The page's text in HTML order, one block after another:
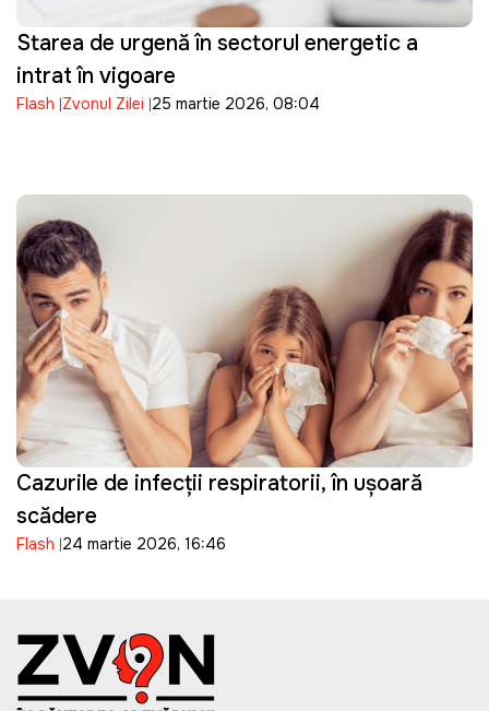
Starea de urgență în sectorul energetic a
intrat în vigoare
Flash Zvonul Zilei 25 martie 2026, 08:04
Cazurile de infecții respiratorii, în ușoară
scădere
Flash 24 martie 2026, 16:46